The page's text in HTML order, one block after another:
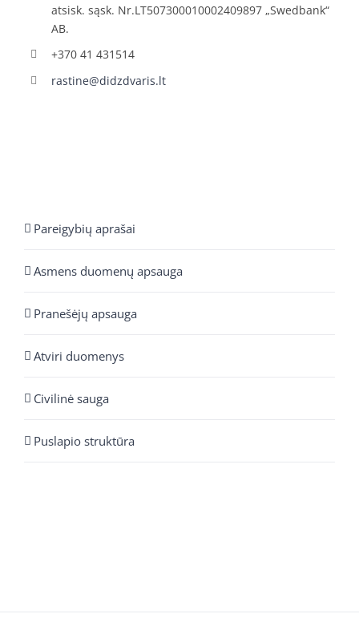
atsisk. sąsk. Nr.LT507300010002409897 „Swedbank“
AB.
+370 41 431514
rastine@didzdvaris.lt
Pareigybių aprašai
Asmens duomenų apsauga
Pranešėjų apsauga
Atviri duomenys
Civilinė sauga
Puslapio struktūra